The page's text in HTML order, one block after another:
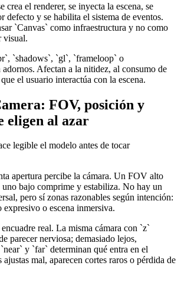
crea el renderer, se inyecta la escena, se
defecto y se habilita el sistema de eventos.
`Canvas` como infraestructura y no como
visual.
`shadows`, `gl`, `frameloop` o
adornos. Afectan a la nitidez, al consumo de
el usuario interactúa con la escena.
FOV, posición y
eligen al azar
legible el modelo antes de tocar
apertura percibe la cámara. Un FOV alto
bajo comprime y estabiliza. No hay un
pero sí zonas razonables según intención:
o escena inmersiva.
real. La misma cámara con `z`
parecer nerviosa; demasiado lejos,
y `far` determinan qué entra en el
mal, aparecen cortes raros o pérdida de